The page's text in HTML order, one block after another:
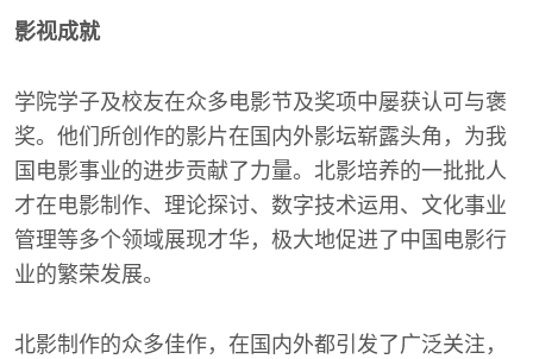
影视成就
学院学子及校友在众多电影节及奖项中屡获认可与褒
奖。他们所创作的影片在国内外影坛崭露头角，为我
国电影事业的进步贡献了力量。北影培养的一批批人
才在电影制作、理论探讨、数字技术运用、文化事业
管理等多个领域展现才华，极大地促进了中国电影行
业的繁荣发展。
北影制作的众多佳作，在国内外都引发了广泛关注，